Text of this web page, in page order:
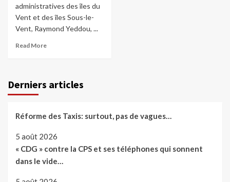
administratives des îles du
Vent et des îles Sous-le-
Vent, Raymond Yeddou, ...
Read More
Derniers articles
Réforme des Taxis: surtout, pas de vagues…
5 août 2026
« CDG » contre la CPS et ses téléphones qui sonnent
dans le vide…